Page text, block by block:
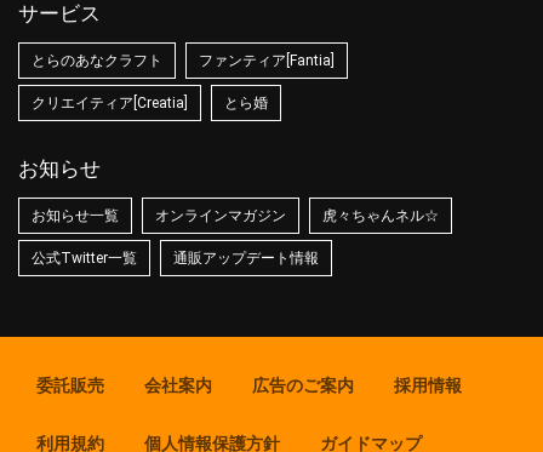
サービス
とらのあなクラフト ファンティア[Fantia]
クリエイティア[Creatia] とら婚
お知らせ
お知らせ一覧 オンラインマガジン 虎々ちゃんネル☆
公式Twitter一覧 通販アップデート情報
委託販売 会社案内 広告のご案内 採用情報
利用規約 個人情報保護方針 ガイドマップ